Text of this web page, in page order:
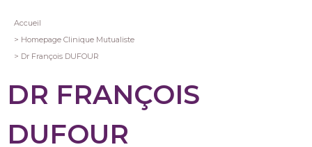
Fil
d'Ariane
Accueil
Homepage Clinique Mutualiste
Dr François DUFOUR
DR FRANÇOIS
DUFOUR